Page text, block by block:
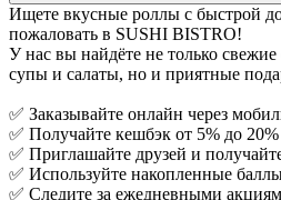
Ищете вкусные роллы с быстрой
пожаловать в SUSHI BISTRO!
У нас вы найдёте не только
супы и салаты, но и приятные
✅ Заказывайте онлайн через
✅ Получайте кешбэк от 5% до
✅ Приглашайте друзей и
✅ Используйте накопленные
✅ Следите за ежедневными